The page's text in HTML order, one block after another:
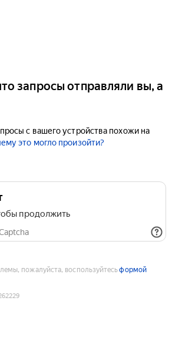
запросы отправляли вы, а
с вашего устройства похожи на
это могло произойти?
продолжить
пожалуйста, воспользуйтесьформой